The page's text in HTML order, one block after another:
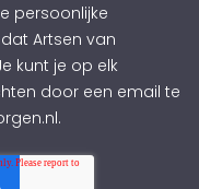
persoonlijke
Artsen van
kunt je op elk
door een email te